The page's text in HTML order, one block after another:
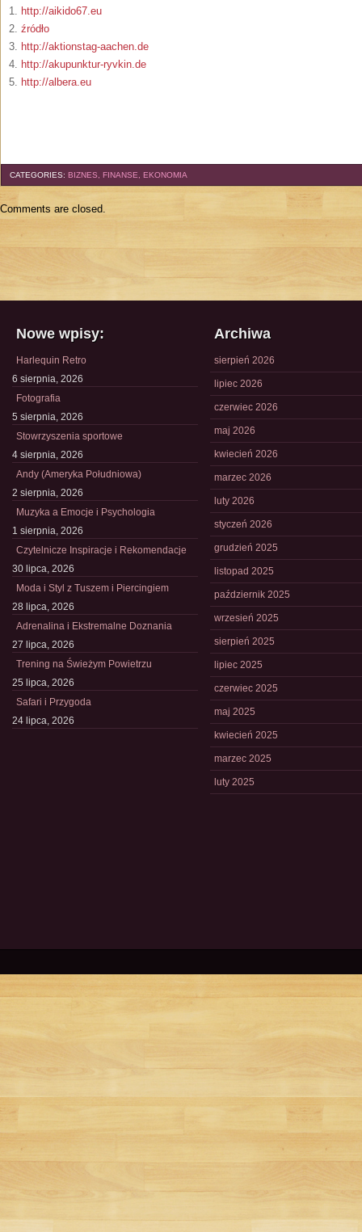
1. http://aikido67.eu
2. źródło
3. http://aktionstag-aachen.de
4. http://akupunktur-ryvkin.de
5. http://albera.eu
CATEGORIES: BIZNES, FINANSE, EKONOMIA
Comments are closed.
Nowe wpisy:
Harlequin Retro
6 sierpnia, 2026
Fotografia
5 sierpnia, 2026
Stowrzyszenia sportowe
4 sierpnia, 2026
Andy (Ameryka Południowa)
2 sierpnia, 2026
Muzyka a Emocje i Psychologia
1 sierpnia, 2026
Czytelnicze Inspiracje i Rekomendacje
30 lipca, 2026
Moda i Styl z Tuszem i Piercingiem
28 lipca, 2026
Adrenalina i Ekstremalne Doznania
27 lipca, 2026
Trening na Świeżym Powietrzu
25 lipca, 2026
Safari i Przygoda
24 lipca, 2026
Archiwa
sierpień 2026
lipiec 2026
czerwiec 2026
maj 2026
kwiecień 2026
marzec 2026
luty 2026
styczeń 2026
grudzień 2025
listopad 2025
październik 2025
wrzesień 2025
sierpień 2025
lipiec 2025
czerwiec 2025
maj 2025
kwiecień 2025
marzec 2025
luty 2025